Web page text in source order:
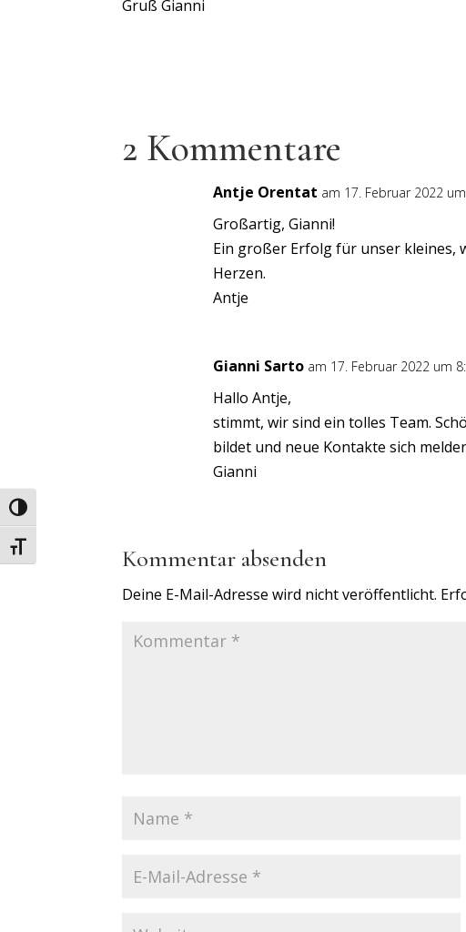
Umschalten auf hohe Kontraste
Schrift vergrößern
Gruß Gianni
2 Kommentare
Antje Orentat am 17. Februar 2022
Großartig, Gianni!
Ein großer Erfolg für unser kleines,
Herzen.
Antje
Gianni Sarto am 17. Februar 2022 um
Hallo Antje,
stimmt, wir sind ein tolles Team.
bildet und neue Kontakte sich
Gianni
Kommentar absenden
Deine E-Mail-Adresse wird nicht veröffentlicht.